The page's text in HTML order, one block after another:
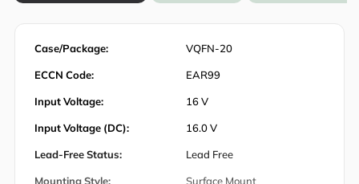
Case/Package: VQFN-20
ECCN Code: EAR99
Input Voltage: 16 V
Input Voltage (DC): 16.0 V
Lead-Free Status: Lead Free
Mounting Style: Surface Mount